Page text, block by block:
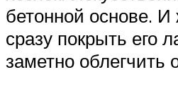
бетонной основе. И
сразу покрыть его
заметно облегчить